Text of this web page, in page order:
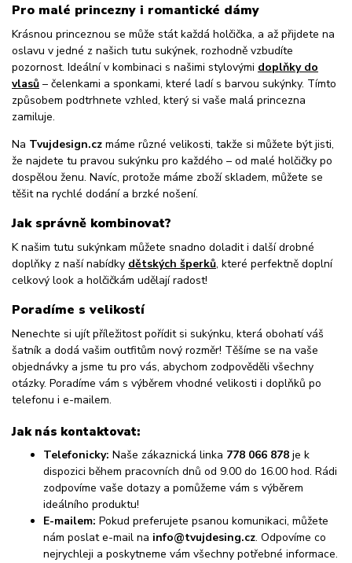
Pro malé princezny i romantické dámy
Krásnou princeznou se může stát každá holčička, a až přijdete na
oslavu v jedné z našich tutu sukýnek, rozhodně vzbudíte
pozornost. Ideální v kombinaci s našimi stylovými doplňky do
vlasů – čelenkami a sponkami, které ladí s barvou sukýnky. Tímto
způsobem podtrhnete vzhled, který si vaše malá princezna
zamiluje.
Na Tvujdesign.cz máme různé velikosti, takže si můžete být jisti,
že najdete tu pravou sukýnku pro každého – od malé holčičky po
dospělou ženu. Navíc, protože máme zboží skladem, můžete se
těšit na rychlé dodání a brzké nošení.
Jak správně kombinovat?
K našim tutu sukýnkam můžete snadno doladit i další drobné
doplňky z naší nabídky dětských šperků, které perfektně doplní
celkový look a holčičkám udělají radost!
Poradíme s velikostí
Nenechte si ujít příležitost pořídit si sukýnku, která obohatí váš
šatník a dodá vašim outfitům nový rozměr! Těšíme se na vaše
objednávky a jsme tu pro vás, abychom zodpověděli všechny
otázky. Poradíme vám s výběrem vhodné velikosti i doplňků po
telefonu i e-mailem.
Jak nás kontaktovat:
Telefonicky: Naše zákaznická linka 778 066 878 je k
dispozici během pracovních dnů od 9.00 do 16.00 hod. Rádi
zodpovíme vaše dotazy a pomůžeme vám s výběrem
ideálního produktu!
E-mailem: Pokud preferujete psanou komunikaci, můžete
nám poslat e-mail na info@tvujdesing.cz. Odpovíme co
nejrychleji a poskytneme vám všechny potřebné informace.